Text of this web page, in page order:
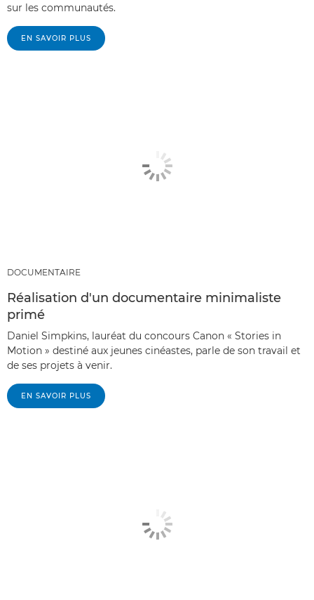
sur les communautés.
EN SAVOIR PLUS
DOCUMENTAIRE
Réalisation d'un documentaire minimaliste
primé
Daniel Simpkins, lauréat du concours Canon « Stories in
Motion » destiné aux jeunes cinéastes, parle de son travail et
de ses projets à venir.
EN SAVOIR PLUS